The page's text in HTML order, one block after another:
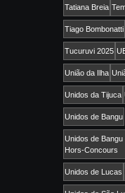
Tatiana Breia
Tiago Bombonatti
Tucuruvi 2025
União da Ilha
Unidos da Tijuca
Unidos de Bangu
Unidos de
Hors-Concours
Unidos de Lucas